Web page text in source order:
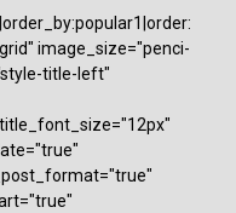
image_size="penci-
title-left"